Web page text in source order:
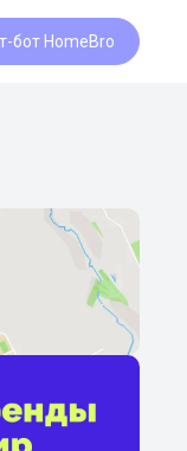
бот HomeBro